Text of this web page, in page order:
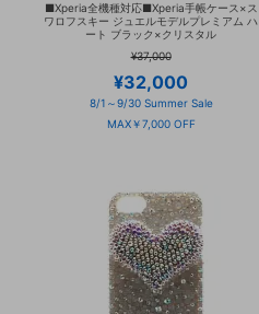
■Xperia全機種対応■Xperia手帳ケース×ス
ワロフスキー ジュエルモデルプレミアム ハ
ート ブラック×クリスタル
¥37,000
¥32,000
8/1～9/30 Summer Sale
MAX￥7,000 OFF